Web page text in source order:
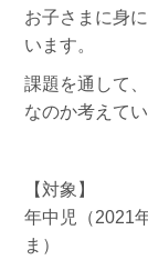
お子さまに身
います。
課題を通して
なのか考えて
【対象】
年中児（2021
ま）